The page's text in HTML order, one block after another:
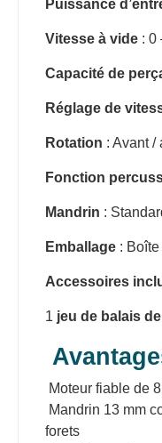
Puissance
Vitesse à vide : 0
Capacité de
Réglage de
Rotation : Avant /
Fonction
Mandrin :
Emballage :
Accessoires
1 jeu de balais
Moteur fiable de
Mandrin 13 mm
forets